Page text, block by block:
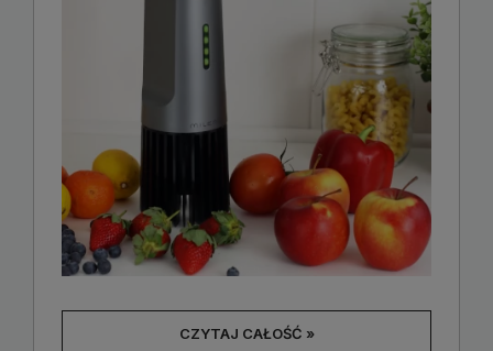
CZYTAJ CAŁOŚĆ »